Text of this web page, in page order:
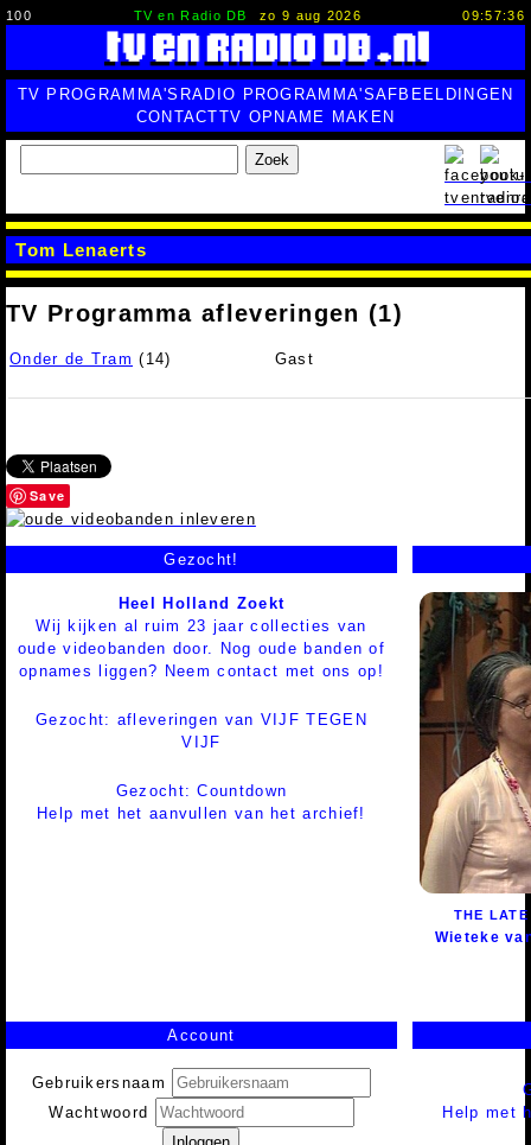
100 TV en Radio DB zo 9 aug 2026 09:57:36
TV PROGRAMMA'S RADIO PROGRAMMA'SAFBEELDINGEN
CONTACTTV OPNAME MAKEN
Zoek
Tom Lenaerts
TV Programma afleveringen (1)
Onder de Tram (14) Gast
Save
Gezocht!
Heel Holland Zoekt
Wij kijken al ruim 23 jaar collecties van
oude videobanden door. Nog oude banden of
opnames liggen? Neem contact met ons op!
Gezocht: afleveringen van VIJF TEGEN
VIJF
Gezocht: Countdown
Help met het aanvullen van het archief!
THE
Wieteke
Account
Gebruikersnaam
Wachtwoord
Help met